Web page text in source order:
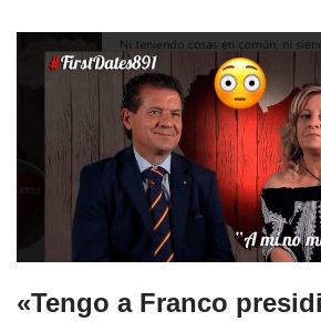
«Tengo a Franco